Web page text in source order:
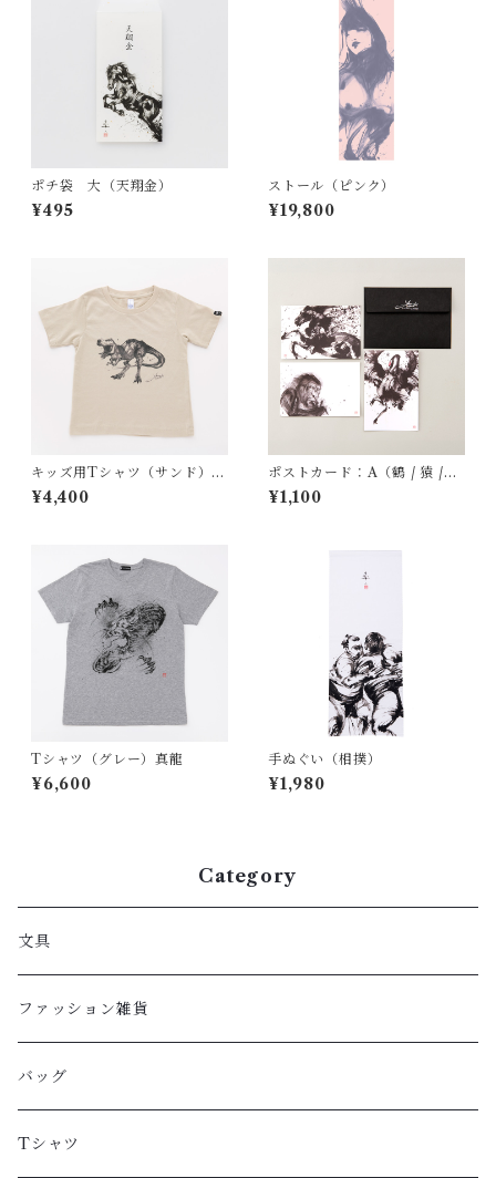
ポチ袋 大（天翔金）
¥495
ストール（ピンク）
¥19,800
キッズ用Tシャツ（サンド）T.
Rex
¥4,400
ポストカード：A（鶴 / 猿 /
馬）
¥1,100
Tシャツ（グレー）真龍
¥6,600
手ぬぐい（相撲）
¥1,980
Category
文具
ファッション雑貨
バッグ
Tシャツ